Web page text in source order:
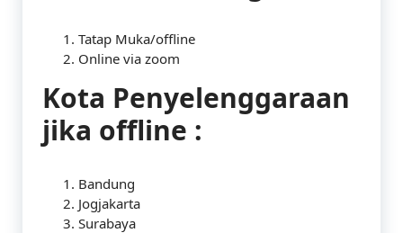
Tatap Muka/offline
Online via zoom
Kota Penyelenggaraan
jika offline :
Bandung
Jogjakarta
Surabaya